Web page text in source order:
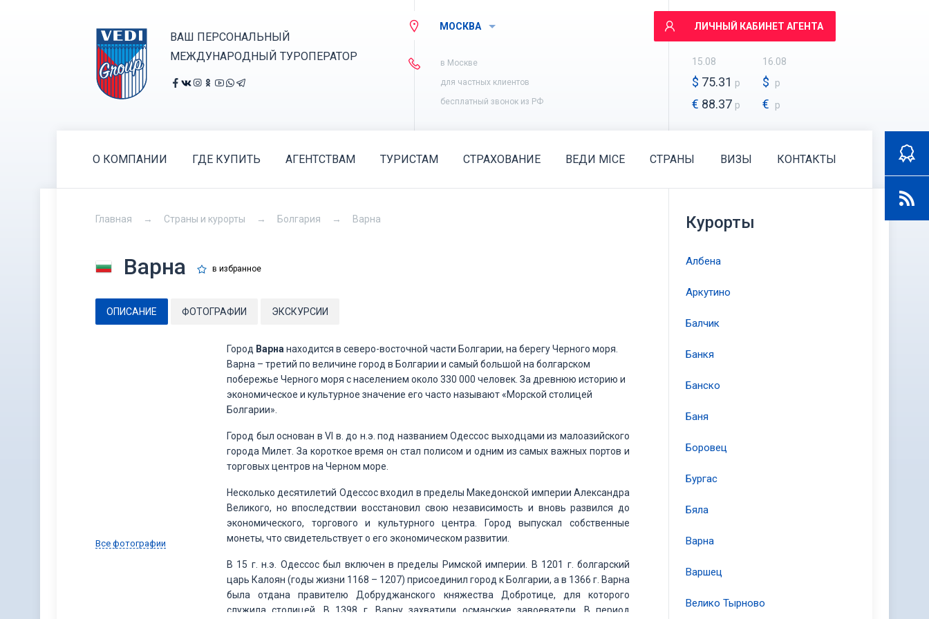
ВАШ ПЕРСОНАЛЬНЫЙ
МЕЖДУНАРОДНЫЙ ТУРОПЕРАТОР
МОСКВА
в Москве
для частных клиентов
бесплатный звонок из РФ
ЛИЧНЫЙ КАБИНЕТ АГЕНТА
15.08
$ 75.31 р
€ 88.37 р
16.08
$ р
€ р
О КОМПАНИИ ГДЕ КУПИТЬ АГЕНТСТВАМ ТУРИСТАМ СТРАХОВАНИЕ ВЕДИ MICE СТРАНЫ ВИЗЫ КОНТАКТЫ
Главная Страны и курорты Болгария Варна
Варна в избранное
ОПИСАНИЕ ФОТОГРАФИИ ЭКСКУРСИИ
Все фотографии
Город Варна находится в северо-восточной части Болгарии, на берегу Черного моря.
Варна – третий по величине город в Болгарии и самый большой на болгарском
побережье Черного моря с населением около 330 000 человек. За древнюю историю и
экономическое и культурное значение его часто называют «Морской столицей
Болгарии».
Город был основан в VI в. до н.э. под названием Одессос выходцами из малоазийского
города Милет. За короткое время он стал полисом и одним из самых важных портов и
торговых центров на Черном море.
Несколько десятилетий Одессос входил в пределы Македонской империи Александра
Великого, но впоследствии восстановил свою независимость и вновь развился до
экономического, торгового и культурного центра. Город выпускал собственные
монеты, что свидетельствует о его экономическом развитии.
В 15 г. н.э. Одессос был включен в пределы Римской империи. В 1201 г. болгарский
царь Калоян (годы жизни 1168 – 1207) присоединил город к Болгарии, а в 1366 г. Варна
была отдана правителю Добруджанского княжества Добротице, для которого
служила столицей. В 1398 г. Варну захватили османские завоеватели. В период
Курорты
Албена
Аркутино
Балчик
Банкя
Банско
Баня
Боровец
Бургас
Бяла
Варна
Варшец
Велико Тырново